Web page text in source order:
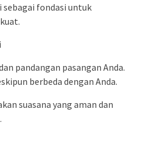
sebagai fondasi untuk
pandangan pasangan Anda.
berbeda dengan Anda.
suasana yang aman dan